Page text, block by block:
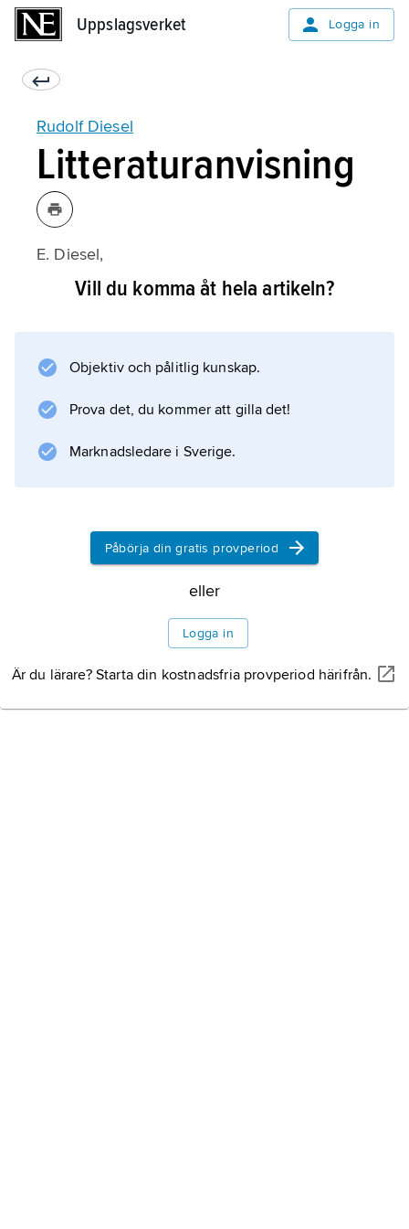
Uppslagsverket Logga in
Rudolf Diesel
Litteraturanvisning
E. Diesel,
Rudolf Diesel: Hans liv och verk
Vill du komma åt hela artikeln?
Objektiv och pålitlig kunskap.
Prova det, du kommer att gilla det!
Marknadsledare i Sverige.
Påbörja din gratis provperiod
eller
Logga in
Är du lärare? Starta din kostnadsfria provperiod härifrån.